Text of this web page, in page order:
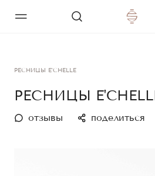
РЕСНИЦЫ E'CHELLE
РЕСНИЦЫ
отзывы поделиться